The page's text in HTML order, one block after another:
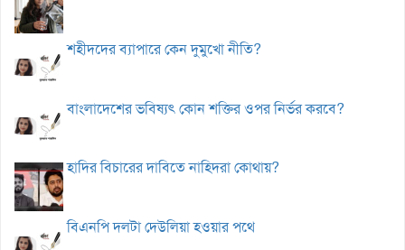
শহীদদের ব্যাপারে কেন দুমুখো নীতি?
বাংলাদেশের ভবিষ্যৎ কোন শক্তির ওপর নির্ভর করবে?
হাদির বিচারের দাবিতে নাহিদরা কোথায়?
বিএনপি দলটা দেউলিয়া হওয়ার পথে